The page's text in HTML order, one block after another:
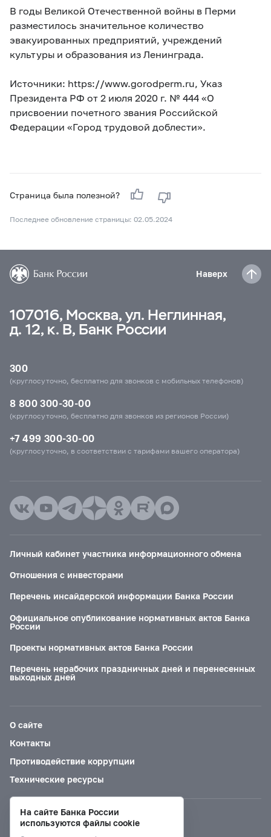
В годы Великой Отечественной войны в Перми
разместилось значительное количество
эвакуированных предприятий, учреждений
культуры и образования из Ленинграда.
Источники: https://www.gorodperm.ru, Указ
Президента РФ от 2 июля 2020 г. № 444 «О
присвоении почетного звания Российской
Федерации «Город трудовой доблести».
Страница была полезной?
Последнее обновление страницы: 02.05.2024
Наверх
107016, Москва, ул. Неглинная,
д. 12, к. В, Банк России
300
(круглосуточно, бесплатно для звонков с мобильных телефонов)
8 800 300-30-00
(круглосуточно, бесплатно для звонков из регионов России)
+7 499 300-30-00
(круглосуточно, в соответствии с тарифами вашего оператора)
Личный кабинет участника информационного обмена
Отношения с инвесторами
Перечень инсайдерской информации Банка России
Официальное опубликование нормативных актов Банка
России
Проекты нормативных актов Банка России
Перечень нерабочих праздничных дней и перенесенных
выходных дней
О сайте
Контакты
Противодействие коррупции
Технические ресурсы
Версия для слабовидящих
На сайте Банка России
используются файлы cookie